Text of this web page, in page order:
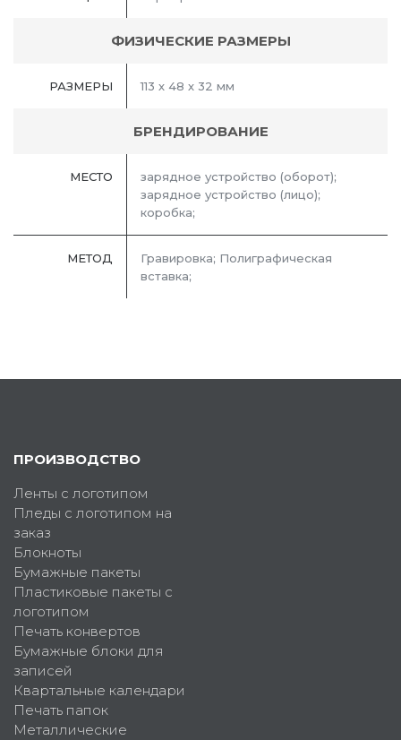
ФИЗИЧЕСКИЕ РАЗМЕРЫ
РАЗМЕРЫ 113 х 48 х 32 мм
БРЕНДИРОВАНИЕ
МЕСТО
зарядное устройство (оборот);
зарядное устройство (лицо);
коробка;
МЕТОД
Гравировка; Полиграфическая
вставка;
ПРОИЗВОДСТВО
Ленты с логотипом
Пледы с логотипом на
заказ
Блокноты
Бумажные пакеты
Пластиковые пакеты с
логотипом
Печать конвертов
Бумажные блоки для
записей
Квартальные календари
Печать папок
Металлические